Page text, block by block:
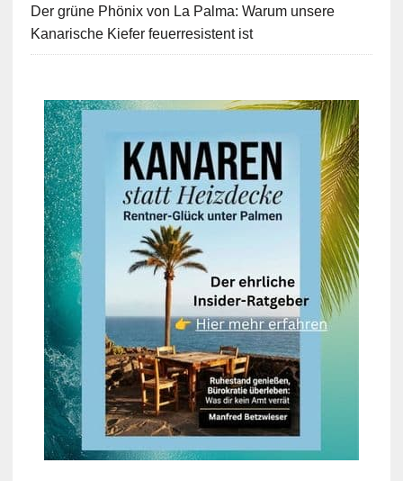
Der grüne Phönix von La Palma: Warum unsere
Kanarische Kiefer feuerresistent ist